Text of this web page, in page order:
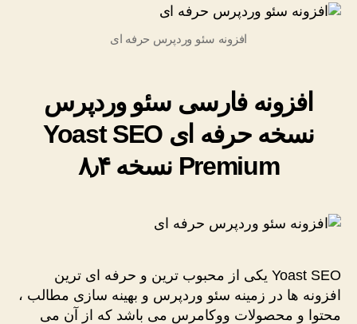
SEO
Premium
نسخه
افزونه سئو وردپرس حرفه ای
افزونه فارسی سئو وردپرس
نسخه حرفه ای Yoast SEO
Premium نسخه ۸٫۴
Yoast SEO یکی از محبوب ترین و حرفه ای ترین
افزونه ها در زمینه سئو وردپرس و بهینه سازی مطالب ،
محتوا و محصولات ووکامرس می باشد که از آن می